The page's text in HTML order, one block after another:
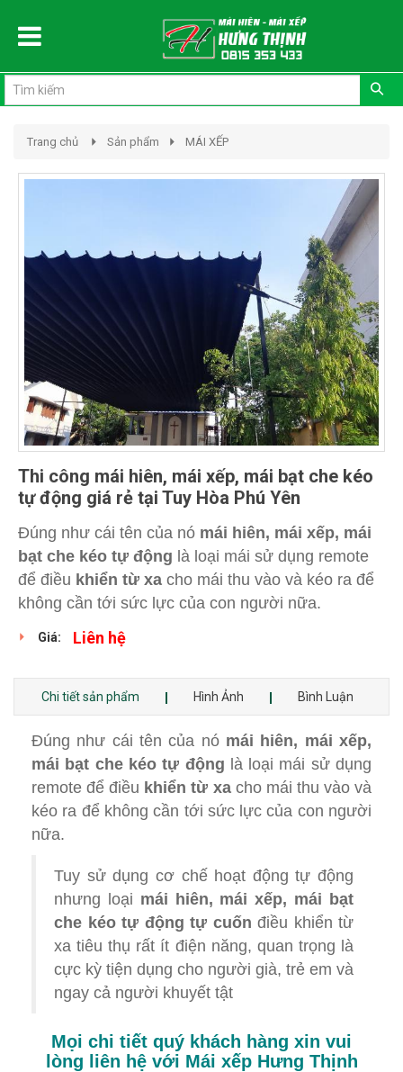
Đăng nhập
Trang chủ Sản phẩm MÁI XẾP
Thi công mái hiên, mái xếp, mái bạt che kéo
tự động giá rẻ tại Tuy Hòa Phú Yên
Đúng như cái tên của nó mái hiên, mái xếp, mái
bạt che kéo tự động là loại mái sử dụng remote
để điều khiển từ xa cho mái thu vào và kéo ra để
không cần tới sức lực của con người nữa.
Giá: Liên hệ
Chi tiết sản phẩm Hình Ảnh Bình Luận
Đúng như cái tên của nó mái hiên, mái xếp,
mái bạt che kéo tự động là loại mái sử dụng
remote để điều khiển từ xacho mái thu vào và
kéo ra để không cần tới sức lực của con người
nữa.
Tuy sử dụng cơ chế hoạt động tự động
nhưng loại mái hiên, mái xếp, mái bạt
che kéo tự động tự cuốn điều khiển từ
xa tiêu thụ rất ít điện năng, quan trọng là
cực kỳ tiện dụng cho người già, trẻ em và
ngay cả người khuyết tật
Mọi chi tiết quý khách hàng xin vui
lòng liên hệ với Mái xếp Hưng Thịnh